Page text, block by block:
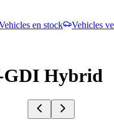
en stock
Vehicles
GDI Hybrid